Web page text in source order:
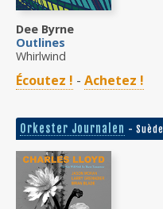
Dee Byrne
Outlines
Whirlwind
Écoutez ! - Achetez !
Orkester Journalen - Suède